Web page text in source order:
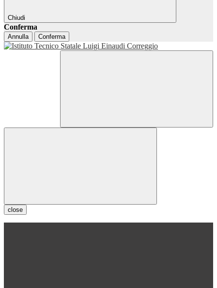
Chiudi
Conferma
Annulla Conferma
close